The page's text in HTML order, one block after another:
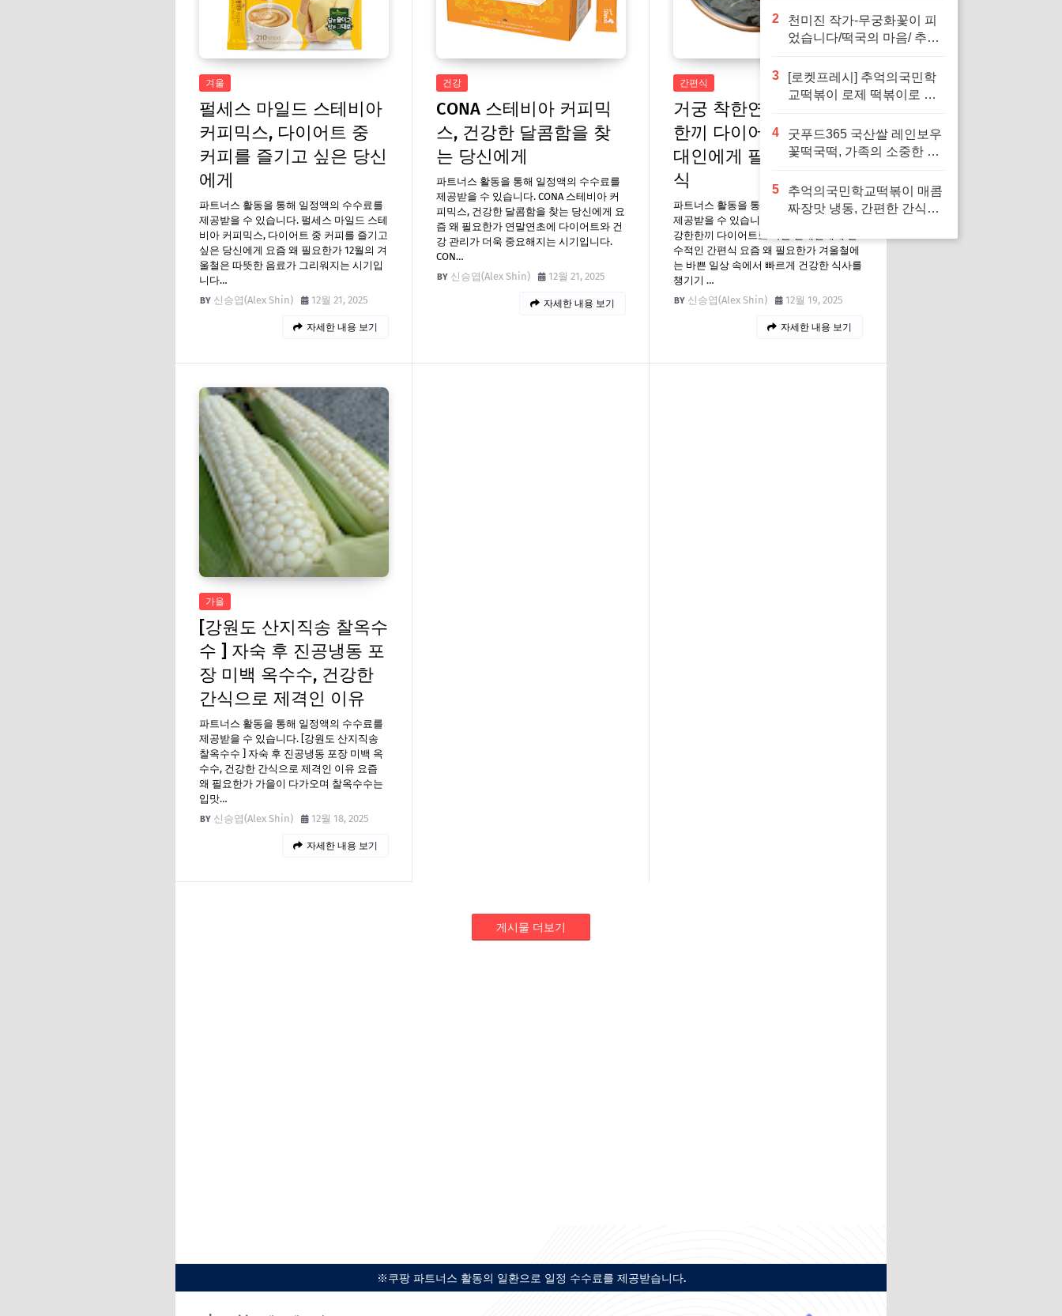
겨울
펄세스 마일드 스테비아
커피믹스, 다이어트 중
커피를 즐기고 싶은 당신
에게
파트너스 활동을 통해 일정액의 수수료를
제공받을 수 있습니다. 펄세스 마일드 스테
비아 커피믹스, 다이어트 중 커피를 즐기고
싶은 당신에게 요즘 왜 필요한가 12월의 겨
울철은 따뜻한 음료가 그리워지는 시기입
니다…
신승엽(Alex Shin)
12월 21, 2025
자세한 내용 보기
건강
CONA 스테비아 커피믹
스, 건강한 달콤함을 찾
는 당신에게
파트너스 활동을 통해 일정액의 수수료를
제공받을 수 있습니다. CONA 스테비아 커
피믹스, 건강한 달콤함을 찾는 당신에게 요
즘 왜 필요한가 연말연초에 다이어트와 건
강 관리가 더욱 중요해지는 시기입니다.
CON…
신승엽(Alex Shin)
12월 21, 2025
자세한 내용 보기
간편식
거궁 착한연잎밥 건강한
한끼 다이어트로 바쁜 현
대인에게 필수적인 간편
식
파트너스 활동을 통해 일정액의 수수료를
제공받을 수 있습니다. 거궁 착한연잎밥 건
강한한끼 다이어트로 바쁜 현대인에게 필
수적인 간편식 요즘 왜 필요한가 겨울철에
는 바쁜 일상 속에서 빠르게 건강한 식사를
챙기기 …
신승엽(Alex Shin)
12월 19, 2025
자세한 내용 보기
가을
[강원도 산지직송 찰옥수
수 ] 자숙 후 진공냉동 포
장 미백 옥수수, 건강한
간식으로 제격인 이유
파트너스 활동을 통해 일정액의 수수료를
제공받을 수 있습니다. [강원도 산지직송
찰옥수수 ] 자숙 후 진공냉동 포장 미백 옥
수수, 건강한 간식으로 제격인 이유 요즘
왜 필요한가 가을이 다가오며 찰옥수수는
입맛…
신승엽(Alex Shin)
12월 18, 2025
자세한 내용 보기
게시물 더보기
※쿠팡 파트너스 활동의 일환으로 일정 수수료를 제공받습니다.
편한 요리
2
천미진 작가-무궁화꽃이 피
었습니다/떡국의 마음/ 추석
가능) -사은품-로 가족과 함
께 따뜻한 추억을 만들어보
3
[로켓프레시] 추억의국민학
교떡볶이 로제 떡볶이로 인
보세요
4
굿푸드365 국산쌀 레인보우
꽃떡국떡, 가족의 소중한 명
5
추억의국민학교떡볶이 매콤
짜장맛 냉동, 간편한 간식으